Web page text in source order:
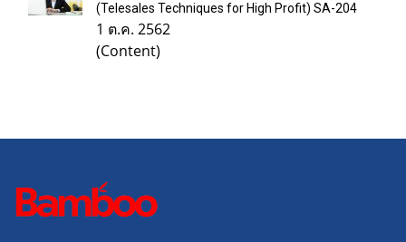
(Telesales Techniques for High Profit) SA-204
1 ต.ค. 2562
(Content)